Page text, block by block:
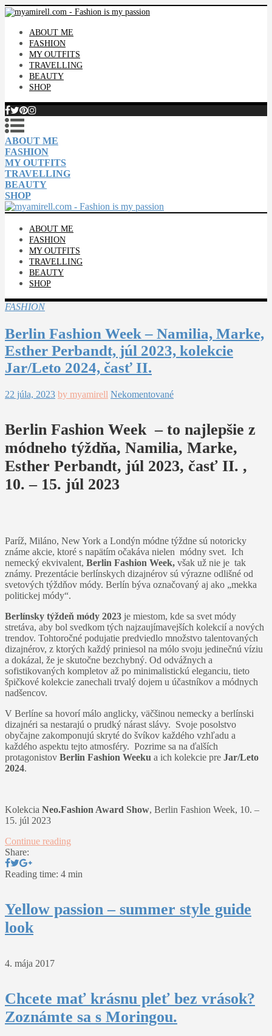
ABOUT ME
FASHION
MY OUTFITS
TRAVELLING
BEAUTY
SHOP
ABOUT ME
FASHION
MY OUTFITS
TRAVELLING
BEAUTY
SHOP
ABOUT ME
FASHION
MY OUTFITS
TRAVELLING
BEAUTY
SHOP
FASHION
Berlin Fashion Week – Namilia, Marke,
Esther Perbandt, júl 2023, kolekcie
Jar/Leto 2024, časť II.
22 júla, 2023 by myamirell Nekomentované
Berlin Fashion Week – to najlepšie z
módneho týždňa, Namilia, Marke,
Esther Perbandt, júl 2023, časť II. ,
10. – 15. júl 2023
Paríž, Miláno, New York a Londýn módne týždne sú notoricky
známe akcie, ktoré s napätím očakáva nielen módny svet. Ich
nemecký ekvivalent, Berlin Fashion Week, však už nie je tak
známy. Prezentácie berlínskych dizajnérov sú výrazne odlišné od
svetových týždňov módy. Berlín býva označovaný aj ako „mekka
politickej módy“.
Berlínsky týždeň módy 2023 je miestom, kde sa svet módy
stretáva, aby bol svedkom tých najzaujímavejších kolekcií a nových
trendov. Tohtoročné podujatie predviedlo množstvo talentovaných
dizajnérov, z ktorých každý priniesol na mólo svoju jedinečnú víziu
a dokázal, že je skutočne bezchybný. Od odvážnych a
sofistikovaných kompletov až po minimalistickú eleganciu, tieto
špičkové kolekcie zanechali trvalý dojem u účastníkov a módnych
nadšencov.
V Berlíne sa hovorí málo anglicky, väčšinou nemecky a berlínski
dizajnéri sa nestarajú o prudký nárast slávy. Svoje posolstvo
obyčajne zakomponujú skryté do švíkov každého vzhľadu a
každého aspektu tejto atmosféry. Pozrime sa na ďalších
protagonistov Berlin Fashion Weeku a ich kolekcie pre Jar/Leto
2024.
Kolekcia Neo.Fashion Award Show, Berlin Fashion Week, 10. –
15. júl 2023
Continue reading
Share:
Reading time: 4 min
Yellow passion – summer style guide
look
4. mája 2017
Chcete mať krásnu pleť bez vrások?
Zoznámte sa s Moringou.